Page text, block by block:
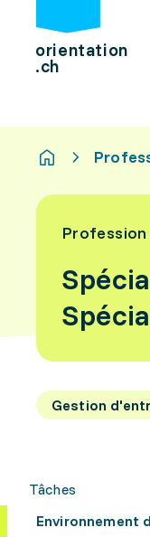
orientation
.ch
Profession
Gestion
Tâches
Environnement